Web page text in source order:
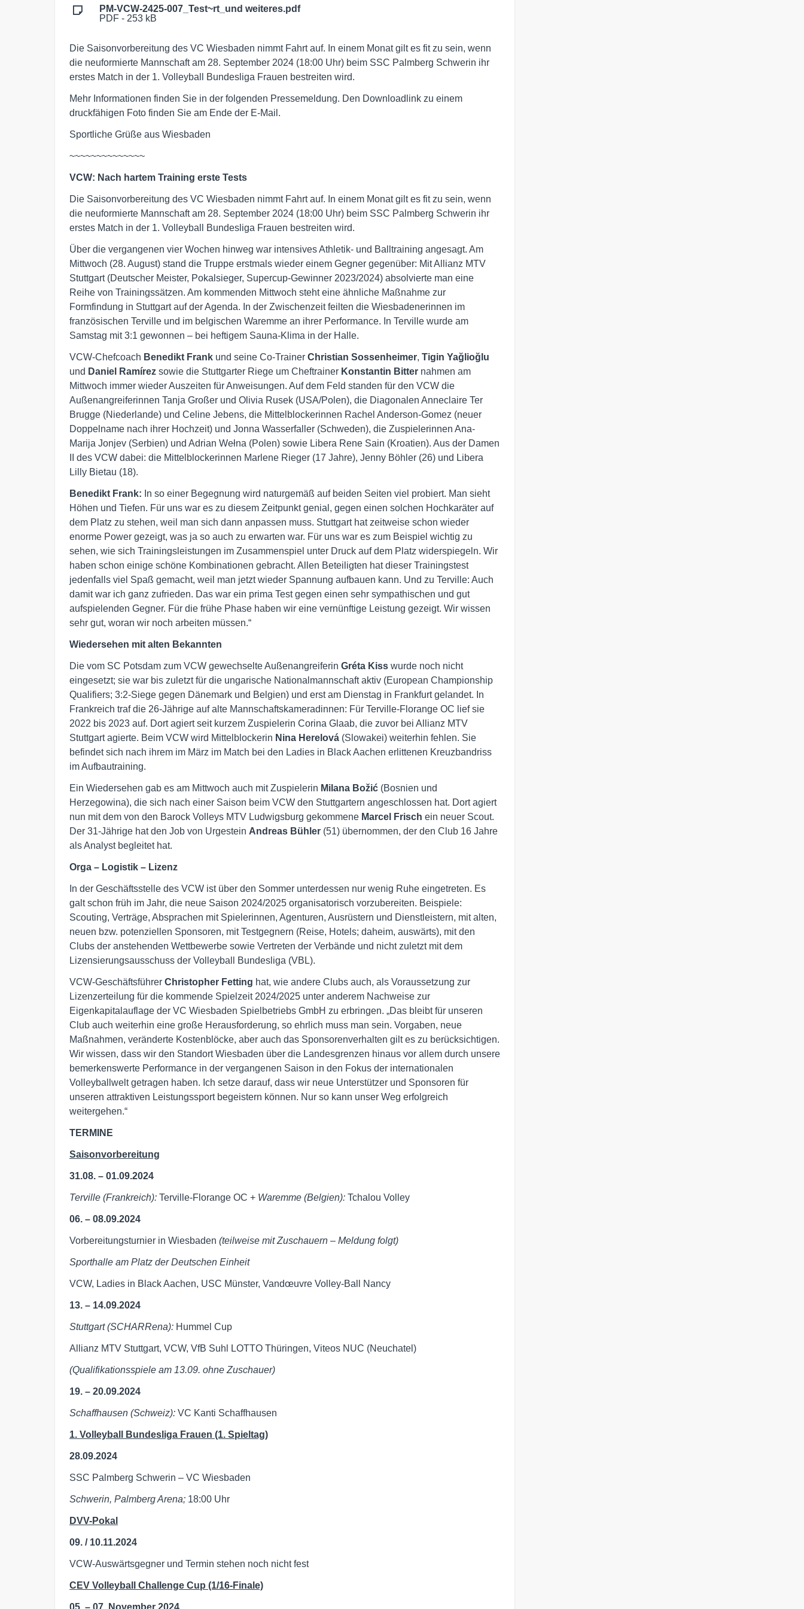
PM-VCW-2425-007_Test~rt_und weiteres.pdf
PDF - 253 kB
Die Saisonvorbereitung des VC Wiesbaden nimmt Fahrt auf. In einem Monat gilt es fit zu sein, wenn
die neuformierte Mannschaft am 28. September 2024 (18:00 Uhr) beim SSC Palmberg Schwerin ihr
erstes Match in der 1. Volleyball Bundesliga Frauen bestreiten wird.
Mehr Informationen finden Sie in der folgenden Pressemeldung. Den Downloadlink zu einem
druckfähigen Foto finden Sie am Ende der E-Mail.
Sportliche Grüße aus Wiesbaden
~~~~~~~~~~~~~~
VCW: Nach hartem Training erste Tests
Die Saisonvorbereitung des VC Wiesbaden nimmt Fahrt auf. In einem Monat gilt es fit zu sein, wenn
die neuformierte Mannschaft am 28. September 2024 (18:00 Uhr) beim SSC Palmberg Schwerin ihr
erstes Match in der 1. Volleyball Bundesliga Frauen bestreiten wird.
Über die vergangenen vier Wochen hinweg war intensives Athletik- und Balltraining angesagt. Am
Mittwoch (28. August) stand die Truppe erstmals wieder einem Gegner gegenüber: Mit Allianz MTV
Stuttgart (Deutscher Meister, Pokalsieger, Supercup-Gewinner 2023/2024) absolvierte man eine
Reihe von Trainingssätzen. Am kommenden Mittwoch steht eine ähnliche Maßnahme zur
Formfindung in Stuttgart auf der Agenda. In der Zwischenzeit feilten die Wiesbadenerinnen im
französischen Terville und im belgischen Waremme an ihrer Performance. In Terville wurde am
Samstag mit 3:1 gewonnen – bei heftigem Sauna-Klima in der Halle.
VCW-Chefcoach Benedikt Frank und seine Co-Trainer Christian Sossenheimer, Tigin Yağlioğlu
und Daniel Ramírez sowie die Stuttgarter Riege um Cheftrainer Konstantin Bitter nahmen am
Mittwoch immer wieder Auszeiten für Anweisungen. Auf dem Feld standen für den VCW die
Außenangreiferinnen Tanja Großer und Olivia Rusek (USA/Polen), die Diagonalen Anneclaire Ter
Brugge (Niederlande) und Celine Jebens, die Mittelblockerinnen Rachel Anderson-Gomez (neuer
Doppelname nach ihrer Hochzeit) und Jonna Wasserfaller (Schweden), die Zuspielerinnen Ana-
Marija Jonjev (Serbien) und Adrian Wełna (Polen) sowie Libera Rene Sain (Kroatien). Aus der Damen
II des VCW dabei: die Mittelblockerinnen Marlene Rieger (17 Jahre), Jenny Böhler (26) und Libera
Lilly Bietau (18).
Benedikt Frank: In so einer Begegnung wird naturgemäß auf beiden Seiten viel probiert. Man sieht
Höhen und Tiefen. Für uns war es zu diesem Zeitpunkt genial, gegen einen solchen Hochkaräter auf
dem Platz zu stehen, weil man sich dann anpassen muss. Stuttgart hat zeitweise schon wieder
enorme Power gezeigt, was ja so auch zu erwarten war. Für uns war es zum Beispiel wichtig zu
sehen, wie sich Trainingsleistungen im Zusammenspiel unter Druck auf dem Platz widerspiegeln. Wir
haben schon einige schöne Kombinationen gebracht. Allen Beteiligten hat dieser Trainingstest
jedenfalls viel Spaß gemacht, weil man jetzt wieder Spannung aufbauen kann. Und zu Terville: Auch
damit war ich ganz zufrieden. Das war ein prima Test gegen einen sehr sympathischen und gut
aufspielenden Gegner. Für die frühe Phase haben wir eine vernünftige Leistung gezeigt. Wir wissen
sehr gut, woran wir noch arbeiten müssen.“
Wiedersehen mit alten Bekannten
Die vom SC Potsdam zum VCW gewechselte Außenangreiferin Gréta Kiss wurde noch nicht
eingesetzt; sie war bis zuletzt für die ungarische Nationalmannschaft aktiv (European Championship
Qualifiers; 3:2-Siege gegen Dänemark und Belgien) und erst am Dienstag in Frankfurt gelandet. In
Frankreich traf die 26-Jährige auf alte Mannschaftskameradinnen: Für Terville-Florange OC lief sie
2022 bis 2023 auf. Dort agiert seit kurzem Zuspielerin Corina Glaab, die zuvor bei Allianz MTV
Stuttgart agierte. Beim VCW wird Mittelblockerin Nina Herelová (Slowakei) weiterhin fehlen. Sie
befindet sich nach ihrem im März im Match bei den Ladies in Black Aachen erlittenen Kreuzbandriss
im Aufbautraining.
Ein Wiedersehen gab es am Mittwoch auch mit Zuspielerin Milana Božić (Bosnien und
Herzegowina), die sich nach einer Saison beim VCW den Stuttgartern angeschlossen hat. Dort agiert
nun mit dem von den Barock Volleys MTV Ludwigsburg gekommene Marcel Frisch ein neuer Scout.
Der 31-Jährige hat den Job von Urgestein Andreas Bühler (51) übernommen, der den Club 16 Jahre
als Analyst begleitet hat.
Orga – Logistik – Lizenz
In der Geschäftsstelle des VCW ist über den Sommer unterdessen nur wenig Ruhe eingetreten. Es
galt schon früh im Jahr, die neue Saison 2024/2025 organisatorisch vorzubereiten. Beispiele:
Scouting, Verträge, Absprachen mit Spielerinnen, Agenturen, Ausrüstern und Dienstleistern, mit alten,
neuen bzw. potenziellen Sponsoren, mit Testgegnern (Reise, Hotels; daheim, auswärts), mit den
Clubs der anstehenden Wettbewerbe sowie Vertreten der Verbände und nicht zuletzt mit dem
Lizensierungsausschuss der Volleyball Bundesliga (VBL).
VCW-Geschäftsführer Christopher Fetting hat, wie andere Clubs auch, als Voraussetzung zur
Lizenzerteilung für die kommende Spielzeit 2024/2025 unter anderem Nachweise zur
Eigenkapitalauflage der VC Wiesbaden Spielbetriebs GmbH zu erbringen. „Das bleibt für unseren
Club auch weiterhin eine große Herausforderung, so ehrlich muss man sein. Vorgaben, neue
Maßnahmen, veränderte Kostenblöcke, aber auch das Sponsorenverhalten gilt es zu berücksichtigen.
Wir wissen, dass wir den Standort Wiesbaden über die Landesgrenzen hinaus vor allem durch unsere
bemerkenswerte Performance in der vergangenen Saison in den Fokus der internationalen
Volleyballwelt getragen haben. Ich setze darauf, dass wir neue Unterstützer und Sponsoren für
unseren attraktiven Leistungssport begeistern können. Nur so kann unser Weg erfolgreich
weitergehen.“
TERMINE
Saisonvorbereitung
31.08. – 01.09.2024
Terville (Frankreich): Terville-Florange OC + Waremme (Belgien): Tchalou Volley
06. – 08.09.2024
Vorbereitungsturnier in Wiesbaden (teilweise mit Zuschauern – Meldung folgt)
Sporthalle am Platz der Deutschen Einheit
VCW, Ladies in Black Aachen, USC Münster, Vandœuvre Volley-Ball Nancy
13. – 14.09.2024
Stuttgart (SCHARRena): Hummel Cup
Allianz MTV Stuttgart, VCW, VfB Suhl LOTTO Thüringen, Viteos NUC (Neuchatel)
(Qualifikationsspiele am 13.09. ohne Zuschauer)
19. – 20.09.2024
Schaffhausen (Schweiz): VC Kanti Schaffhausen
1. Volleyball Bundesliga Frauen (1. Spieltag)
28.09.2024
SSC Palmberg Schwerin – VC Wiesbaden
Schwerin, Palmberg Arena; 18:00 Uhr
DVV-Pokal
09. / 10.11.2024
VCW-Auswärtsgegner und Termin stehen noch nicht fest
CEV Volleyball Challenge Cup (1/16-Finale)
05. – 07. November 2024